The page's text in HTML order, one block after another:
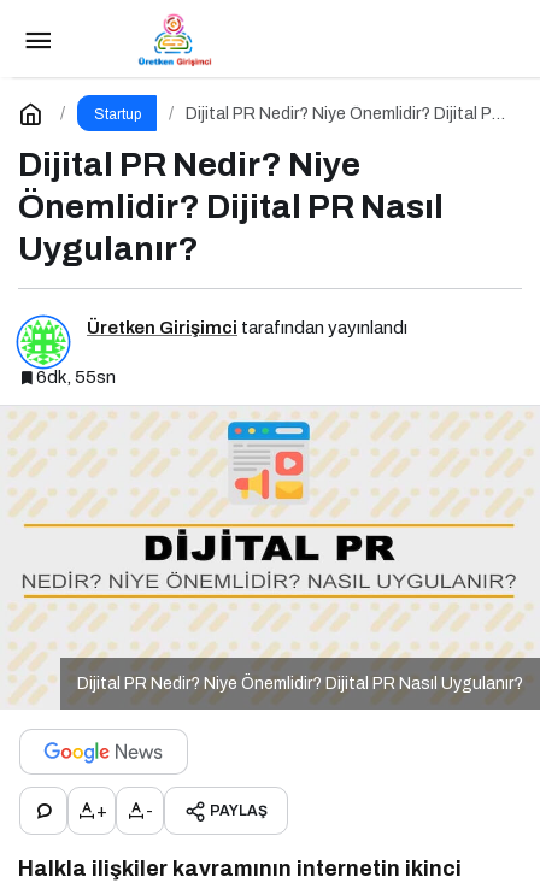
Startup
Dijital PR Nedir? Niye Önemlidir? Dijital PR
Dijital PR Nedir? Niye
Önemlidir? Dijital PR Nasıl
Uygulanır?
Üretken Girişimci tarafından yayınlandı
6dk, 55sn
Dijital PR Nedir? Niye Önemlidir? Dijital PR Nasıl Uygulanır?
+ - PAYLAŞ
Halkla ilişkiler kavramının internetin ikinci
İçerik Pazarlaması Nedir?
Yorum Yap